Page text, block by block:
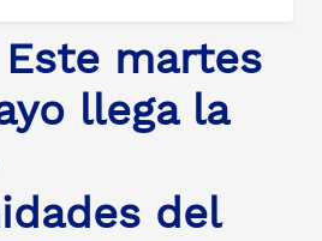
Este martes
llega la
del